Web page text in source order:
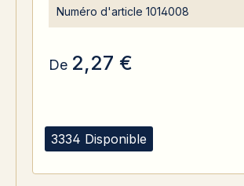
3334 Disponible
Numéro d'article 1014008
De 2,27 €